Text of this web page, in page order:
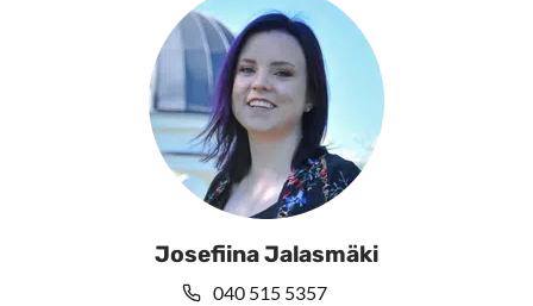
Josefiina Jalasmäki
040 515 5357